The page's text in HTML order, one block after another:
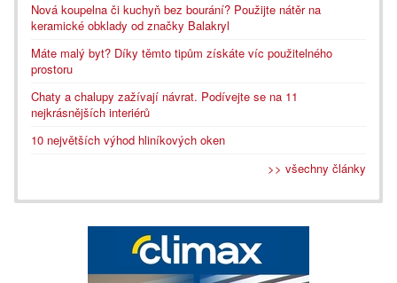
Nová koupelna či kuchyň bez bourání? Použijte nátěr na
keramické obklady od značky Balakryl
Máte malý byt? Díky těmto tipům získáte víc použitelného
prostoru
Chaty a chalupy zažívají návrat. Podívejte se na 11
nejkrásnějších interiérů
10 největších výhod hliníkových oken
>> všechny články